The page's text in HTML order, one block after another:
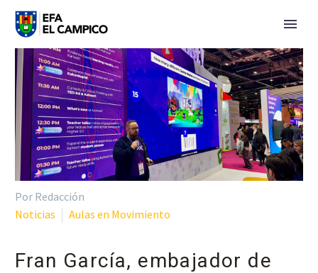
Por Redacción
Noticias
Aulas en Movimiento
Fran García, embajador de